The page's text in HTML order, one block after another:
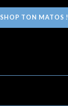
SHOP TON MATOS !